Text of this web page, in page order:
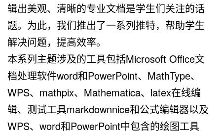
辑出美观、清晰的专业文档是学生们关注的话
题。为此，我们推出了一系列推特，帮助学生
解决问题，提高效率。
本系列主题涉及的工具包括Microsoft Office文
档处理软件word和PowerPoint、MathType、
WPS、mathpix、Mathematica、latex在线编
辑、测试工具markdownnice和公式编辑器以及
WPS、word和PowerPoint中包含的绘图工具